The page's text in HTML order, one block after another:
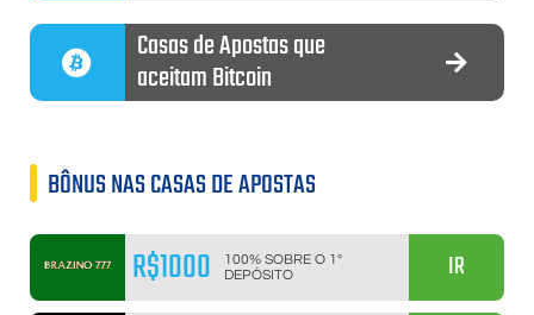
Casas de Apostas que
aceitam Bitcoin
BÔNUS NAS CASAS DE APOSTAS
R$1000
100% SOBRE O 1º
DEPÓSITO
IR